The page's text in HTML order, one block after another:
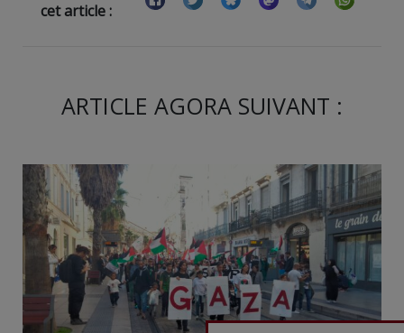
cet article :
ARTICLE AGORA SUIVANT :